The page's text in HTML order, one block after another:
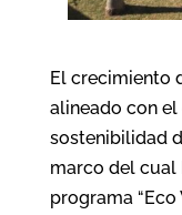
El crecimiento
alineado con
sostenibilidad
marco del cual
programa “Eco